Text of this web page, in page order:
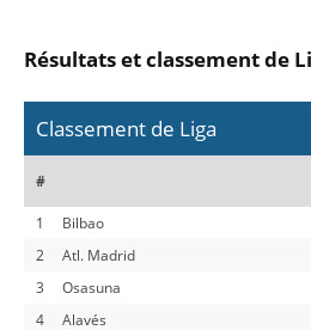
Résultats et classement de
Classement de Liga
#
1 Bilbao
2
Atl. Madrid
3
Osasuna
4
Alavés